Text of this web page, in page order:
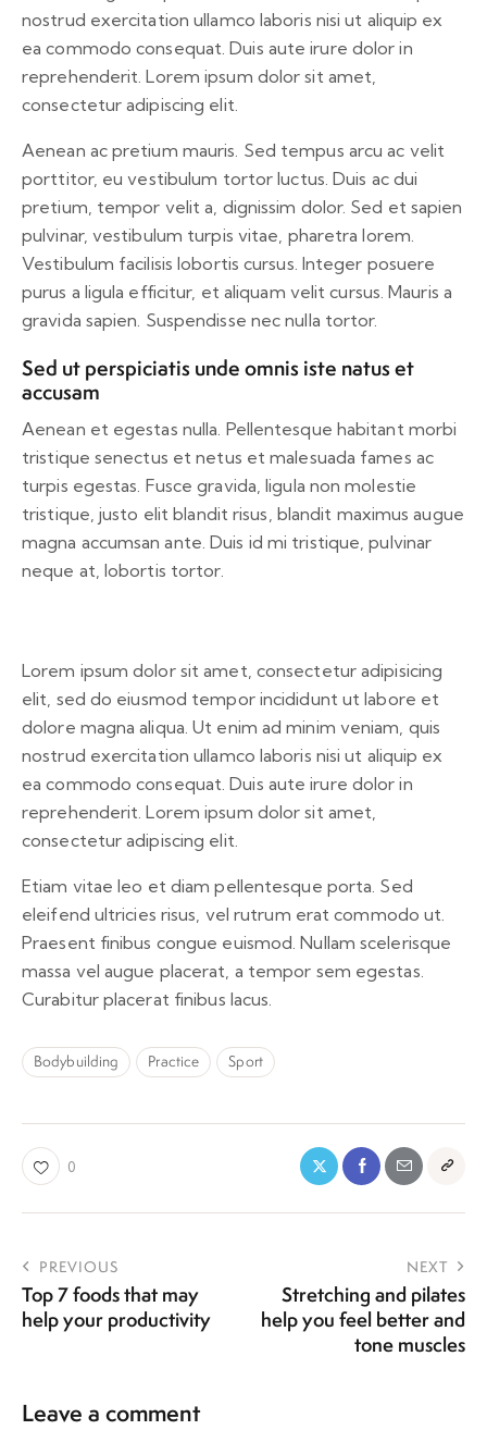
nostrud exercitation ullamco laboris nisi ut aliquip ex
ea commodo consequat. Duis aute irure dolor in
reprehenderit. Lorem ipsum dolor sit amet,
consectetur adipiscing elit.
Aenean ac pretium mauris. Sed tempus arcu ac velit
porttitor, eu vestibulum tortor luctus. Duis ac dui
pretium, tempor velit a, dignissim dolor. Sed et sapien
pulvinar, vestibulum turpis vitae, pharetra lorem.
Vestibulum facilisis lobortis cursus. Integer posuere
purus a ligula efficitur, et aliquam velit cursus. Mauris a
gravida sapien. Suspendisse nec nulla tortor.
Sed ut perspiciatis unde omnis iste natus et
accusam
Aenean et egestas nulla. Pellentesque habitant morbi
tristique senectus et netus et malesuada fames ac
turpis egestas. Fusce gravida, ligula non molestie
tristique, justo elit blandit risus, blandit maximus augue
magna accumsan ante. Duis id mi tristique, pulvinar
neque at, lobortis tortor.
Lorem ipsum dolor sit amet, consectetur adipisicing
elit, sed do eiusmod tempor incididunt ut labore et
dolore magna aliqua. Ut enim ad minim veniam, quis
nostrud exercitation ullamco laboris nisi ut aliquip ex
ea commodo consequat. Duis aute irure dolor in
reprehenderit. Lorem ipsum dolor sit amet,
consectetur adipiscing elit.
Etiam vitae leo et diam pellentesque porta. Sed
eleifend ultricies risus, vel rutrum erat commodo ut.
Praesent finibus congue euismod. Nullam scelerisque
massa vel augue placerat, a tempor sem egestas.
Curabitur placerat finibus lacus.
Bodybuilding Practice Sport
0
PREVIOUS
Top 7 foods that may
help your productivity
NEXT
Stretching and pilates
help you feel better and
tone muscles
Leave a comment